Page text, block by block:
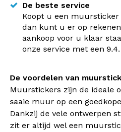
De beste service
Koopt u een
dan kunt u er op
aankoop voor u klaar
onze service met een 9.4.
De voordelen van
Muurstickers zijn de ideale
saaie muur op een
Dankzij de vele ontwerpen
zit er altijd wel een